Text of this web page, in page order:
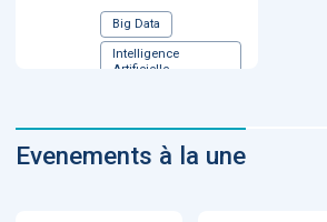
Big Data
Intelligence
Artificielle
Marché E-santé ...
Evenements à la une